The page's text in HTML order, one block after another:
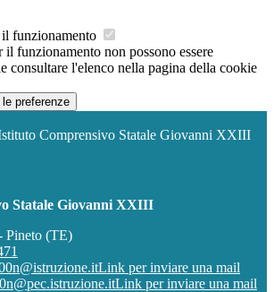
funzionamento
il funzionamento non possono essere
consultare l'elenco nella pagina della cookie
preferenze
Comprensivo Statale Giovanni XXIII
Statale Giovanni XXIII
Pineto (TE)
Link per inviare una mail
Link per inviare una mail